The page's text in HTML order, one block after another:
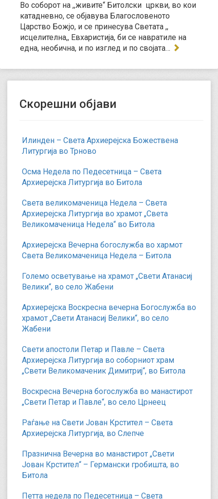
Во соборот на ,,живите“ Битолски цркви, во кои
катадневно, се објавува Благословеното
Царство Божјо, и се принесува Светата ,,
исцелителна,, Евхаристија, би се навратиле на
една, необична, и по изглед и по својата…
Скорешни објави
Илинден – Света Архиерејска Божествена
Литургија во Трново
Осма Недела по Педесетница – Света
Архиерејска Литургија во Битола
Света великомаченица Недела – Света
Архиерејска Литургија во храмот „Света
Великомаченица Недела“ во Битола
Архиерејска Вечерна богослужба во хармот
Света Великомаченица Недела – Битола
Големо осветување на храмот „Свети Атанасиј
Велики“, во село Жабени
Архиерејска Воскресна вечерна Богослужба во
храмот „Свети Атанасиј Велики“, во село
Жабени
Свети апостоли Петар и Павле – Света
Архиерејска Литургија во соборниот храм
„Свети Великомаченик Димитриј“, во Битола
Воскресна Вечерна богослужба во манастирот
„Свети Петар и Павле“, во село Црнеец
Раѓање на Свети Јован Крстител – Света
Архиерејска Литургија, во Слепче
Празнична Вечерна во манастирот „Свети
Јован Крстител“ – Германски гробишта, во
Битола
Петта недела по Педесетница – Света